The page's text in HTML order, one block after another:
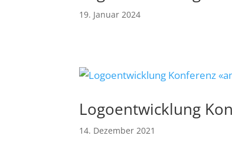
19. Januar 2024
Logoentwicklung
14. Dezember 2021